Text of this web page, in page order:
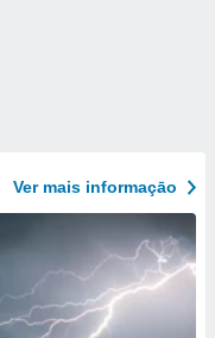
Ver mais informaçāo